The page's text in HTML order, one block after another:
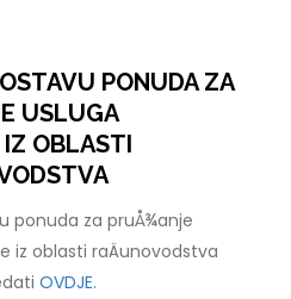
PONUDA ZA
USLUGA
OBLASTI
ponuda za pruÅ¾anje
iz oblasti raÄunovodstva
OVDJE.